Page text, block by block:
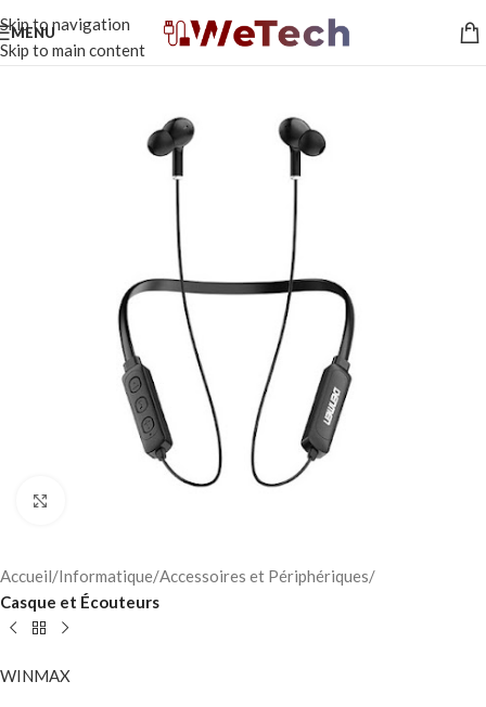
Skip to navigation
Skip to main content
MENU
Accueil Informatique Accessoires et Périphériques
Casque et Écouteurs
WINMAX